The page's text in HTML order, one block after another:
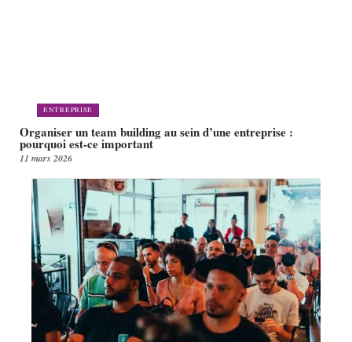
ENTREPRISE
Organiser un team building au sein d’une entreprise :
pourquoi est-ce important
11 mars 2026